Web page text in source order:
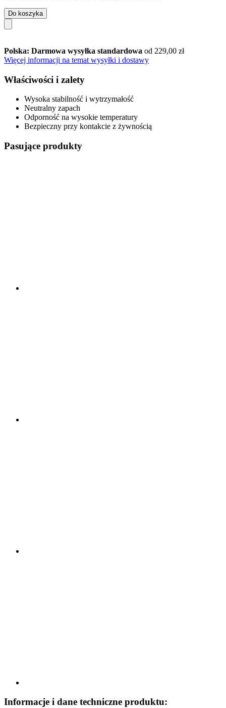
Do koszyka
Polska: Darmowa wysyłka standardowa od 229,00 zł
Więcej informacji na temat wysyłki i dostawy
Właściwości i zalety
Wysoka stabilność i wytrzymałość
Neutralny zapach
Odporność na wysokie temperatury
Bezpieczny przy kontakcie z żywnością
Pasujące produkty
Informacje i dane techniczne produktu: